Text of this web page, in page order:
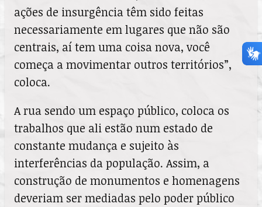
ações de insurgência têm sido feitas
necessariamente em lugares que não são
centrais, aí tem uma coisa nova, você
começa a movimentar outros territórios”,
coloca.
A rua sendo um espaço público, coloca os
trabalhos que ali estão num estado de
constante mudança e sujeito às
interferências da população. Assim, a
construção de monumentos e homenagens
deveriam ser mediadas pelo poder público